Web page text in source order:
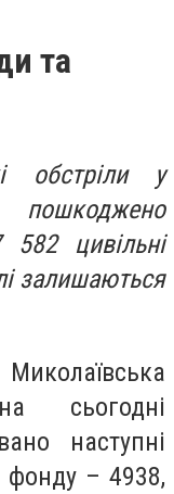
та
обстріли у
пошкоджено
цивільні
залишаються
сьогодні
наступні
фонду – 4938,